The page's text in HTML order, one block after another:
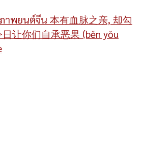
าพยนต์จีน 本有血脉之亲, 却勾
让你们自承恶果 (běn yǒu